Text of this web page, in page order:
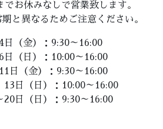
お休みなしで営業致します。
と異なるためご注意ください。
日（金）：9:30～16:00
日（日）：10:00～16:00
日（金）：9:30～16:00
13日（日）：10:00～16:00
20日（日）：9:30～16:00